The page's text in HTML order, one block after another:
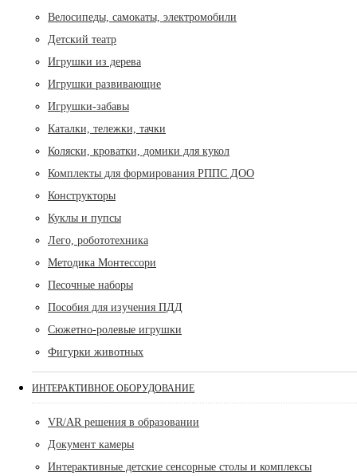
Велосипеды, самокаты, электромобили
Детский театр
Игрушки из дерева
Игрушки развивающие
Игрушки-забавы
Каталки, тележки, тачки
Коляски, кроватки, домики для кукол
Комплекты для формирования РППС ДОО
Конструкторы
Куклы и пупсы
Лего, робототехника
Методика Монтессори
Песочные наборы
Пособия для изучения ПДД
Сюжетно-ролевые игрушки
Фигурки животных
ИНТЕРАКТИВНОЕ ОБОРУДОВАНИЕ
VR/AR решения в образовании
Документ камеры
Интерактивные детские сенсорные столы и комплексы